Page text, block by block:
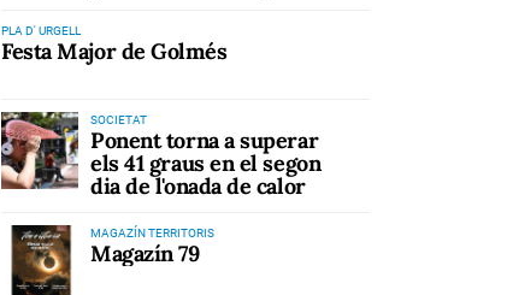
PLA D' URGELL
Festa Major de Golmés
SOCIETAT
Ponent torna a superar
els 41 graus en el segon
dia de l'onada de calor
MAGAZÍN TERRITORIS
Magazín 79